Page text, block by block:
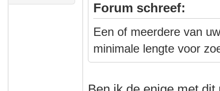
Forum schreef:
Een of meerdere van
minimale lengte voor